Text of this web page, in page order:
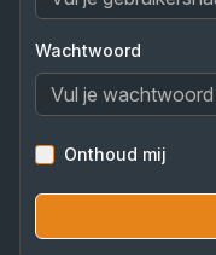
Wachtwoord
Onthoud mij